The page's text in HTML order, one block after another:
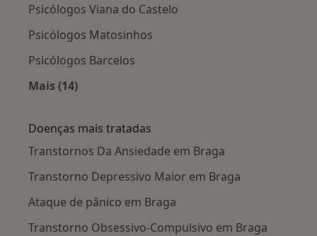
Psicólogos Viana do Castelo
Psicólogos Matosinhos
Psicólogos Barcelos
Mais (14)
Doenças mais tratadas
Transtornos Da Ansiedade em Braga
Transtorno Depressivo Maior em Braga
Ataque de pânico em Braga
Transtorno Obsessivo-Compulsivo em Braga